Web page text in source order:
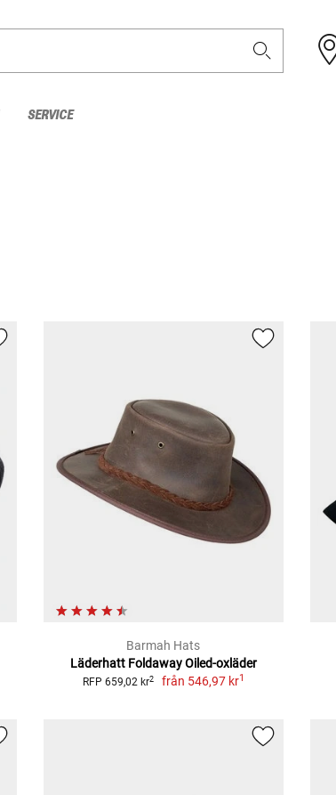
SERVICE
Barmah Hats
Läderhatt Foldaway Oiled-oxläder
RFP 659,02 kr2 från 546,97 kr1